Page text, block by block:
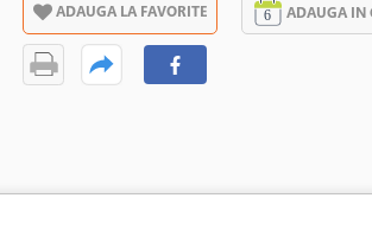
ADAUGA LA FAVORITE ADAUGA IN